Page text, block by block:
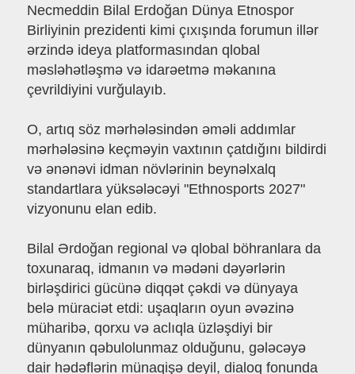
Necmeddin Bilal Erdoğan Dünya Etnospor
Birliyinin prezidenti kimi çıxışında forumun illər
ərzində ideya platformasından qlobal
məsləhətləşmə və idarəetmə məkanına
çevrildiyini vurğulayıb.
O, artıq söz mərhələsindən əməli addımlar
mərhələsinə keçməyin vaxtının çatdığını bildirdi
və ənənəvi idman növlərinin beynəlxalq
standartlara yüksələcəyi "Ethnosports 2027"
vizyonunu elan edib.
Bilal Ərdoğan regional və qlobal böhranlara da
toxunaraq, idmanın və mədəni dəyərlərin
birləşdirici gücünə diqqət çəkdi və dünyaya
belə müraciət etdi: uşaqların oyun əvəzinə
müharibə, qorxu və aclıqla üzləşdiyi bir
dünyanın qəbulolunmaz olduğunu, gələcəyə
dair hədəflərin münaqişə deyil, dialoq fonunda